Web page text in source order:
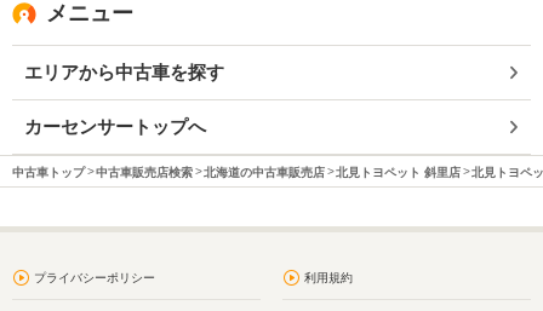
メニュー
エリアから中古車を探す
カーセンサートップへ
中古車トップ 中古車販売店検索 北海道の中古車販売店 北見トヨペット 斜里店 北見トヨペ
プライバシーポリシー 利用規約